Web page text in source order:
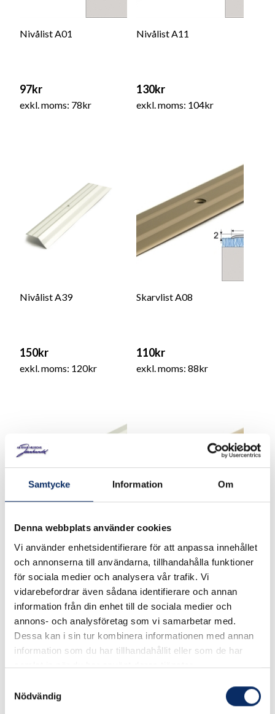
Samtycke Information Om
Denna webbplats använder cookies
Vi använder enhetsidentifierare för att anpassa innehållet
och annonserna till användarna, tillhandahålla funktioner
för sociala medier och analysera vår trafik. Vi
vidarebefordrar även sådana identifierare och annan
information från din enhet till de sociala medier och
annons- och analysföretag som vi samarbetar med.
Dessa kan i sin tur kombinera informationen med annan
information som du har tillhandahållit eller som de har
samlat in när du har använt deras tjänster.
Nödvändig
Nivålist A01
97kr
exkl. moms: 78kr
Nivålist A11
130kr
exkl. moms: 104kr
Nivålist A39
150kr
exkl. moms: 120kr
Skarvlist A08
110kr
exkl. moms: 88kr
Skarvlist A12
exkl. moms: 76kr
Skarvlist SA13
självhäftande
160kr
exkl. moms: 128kr